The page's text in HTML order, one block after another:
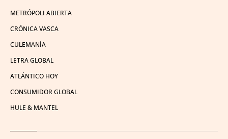
METRÓPOLI ABIERTA
CRÓNICA VASCA
CULEMANÍA
LETRA GLOBAL
ATLÁNTICO HOY
CONSUMIDOR GLOBAL
HULE & MANTEL